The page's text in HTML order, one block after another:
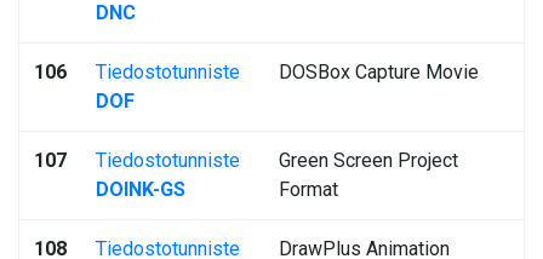
DNC
106
Tiedostotunniste
DOF
DOSBox Capture Movie
107
Tiedostotunniste
DOINK-GS
Green Screen Project
Format
108
Tiedostotunniste
DrawPlus Animation